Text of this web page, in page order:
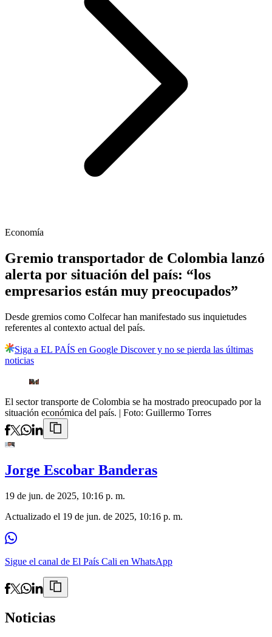
Economía
Gremio transportador de Colombia lanzó
alerta por situación del país: “los
empresarios están muy preocupados”
Desde gremios como Colfecar han manifestado sus inquietudes
referentes al contexto actual del país.
Siga a EL PAÍS en Google Discover y no se pierda las últimas
noticias
El sector transporte de Colombia se ha mostrado preocupado por la
situación económica del país. | Foto: Guillermo Torres
Jorge Escobar Banderas
19 de jun. de 2025, 10:16 p. m.
Actualizado el 19 de jun. de 2025, 10:16 p. m.
Sigue el canal de El País Cali en WhatsApp
Noticias